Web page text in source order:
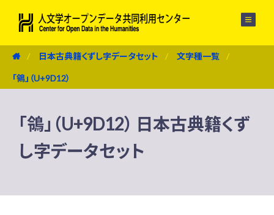
日本古典籍くずし字データセット 文字種一覧
「鴒」（U+9D12）
「鴒」（U+9D12） 日本古典籍くず
し字データセット